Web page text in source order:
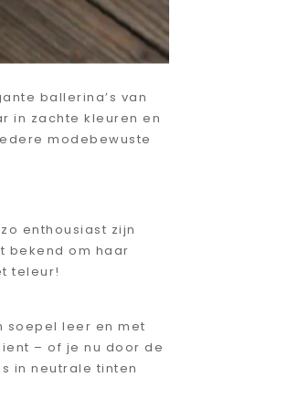
ballerina’s van
in zachte kleuren en
modebewuste
enthousiast zijn
bekend om haar
teleur!
soepel leer en met
– of je nu door de
in neutrale tinten